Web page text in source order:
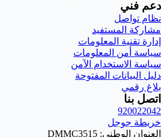
دعم فني
نظام تواصل
مشاركة المستفيد
إدارة تقنية المعلومات
سياسة أمن المعلومات
سياسة الاستخدام الآمن
دليل البيانات المفتوحة
بلاغ رقمي
اتصل بنا
920022042
خريطة جوجل
العنوان الوطني: DMMC3515